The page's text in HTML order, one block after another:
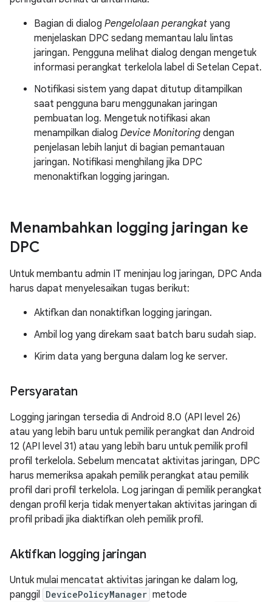
Bagian di dialog Pengelolaan perangkat yang
menjelaskan DPC sedang memantau lalu lintas
jaringan. Pengguna melihat dialog dengan mengetuk
informasi perangkat terkelola label di Setelan Cepat.
Notifikasi sistem yang dapat ditutup ditampilkan
saat pengguna baru menggunakan jaringan
pembuatan log. Mengetuk notifikasi akan
menampilkan dialog Device Monitoring dengan
penjelasan lebih lanjut di bagian pemantauan
jaringan. Notifikasi menghilang jika DPC
menonaktifkan logging jaringan.
Menambahkan logging jaringan ke
DPC
Untuk membantu admin IT meninjau log jaringan, DPC Anda
harus dapat menyelesaikan tugas berikut:
Aktifkan dan nonaktifkan logging jaringan.
Ambil log yang direkam saat batch baru sudah siap.
Kirim data yang berguna dalam log ke server.
Persyaratan
Logging jaringan tersedia di Android 8.0 (API level 26)
atau yang lebih baru untuk pemilik perangkat dan Android
12 (API level 31) atau yang lebih baru untuk pemilik profil
profil terkelola. Sebelum mencatat aktivitas jaringan, DPC
harus memeriksa apakah pemilik perangkat atau pemilik
profil dari profil terkelola. Log jaringan di pemilik perangkat
dengan profil kerja tidak menyertakan aktivitas jaringan di
profil pribadi jika diaktifkan oleh pemilik profil.
Aktifkan logging jaringan
Untuk mulai mencatat aktivitas jaringan ke dalam log,
panggil DevicePolicyManager metode